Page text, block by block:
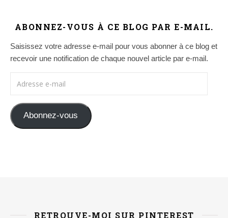
ABONNEZ-VOUS À CE BLOG PAR E-MAIL.
Saisissez votre adresse e-mail pour vous abonner à ce blog et
recevoir une notification de chaque nouvel article par e-mail.
Abonnez-vous
RETROUVE-MOI SUR PINTEREST